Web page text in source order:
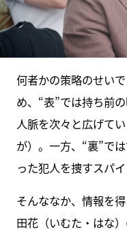
何者かの策略のせい
め、“表”では持ち前
人脈を次々と広げて
が）。一方、“裏”で
った犯人を捜すスパ
そんななか、情報を
田花（いむた・はな